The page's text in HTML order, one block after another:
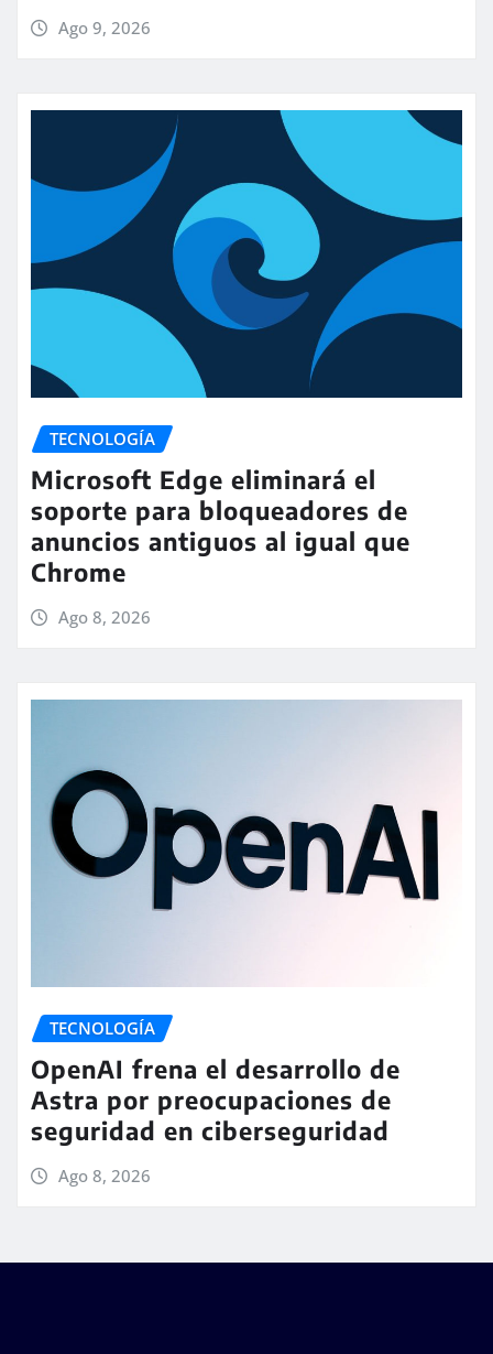
Ago 9, 2026
TECNOLOGÍA
Microsoft Edge eliminará el
soporte para bloqueadores de
anuncios antiguos al igual que
Chrome
Ago 8, 2026
TECNOLOGÍA
OpenAI frena el desarrollo de
Astra por preocupaciones de
seguridad en ciberseguridad
Ago 8, 2026